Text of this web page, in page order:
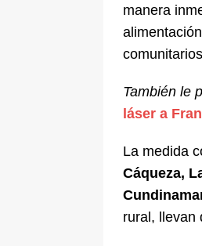
manera
También le
láser a
La medida
Cáqueza,
rural, llevan